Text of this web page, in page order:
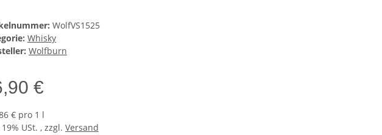
WolfVS1525
Whisky
Wolfburn
€
€ pro 1 l
USt. , zzgl. Versand